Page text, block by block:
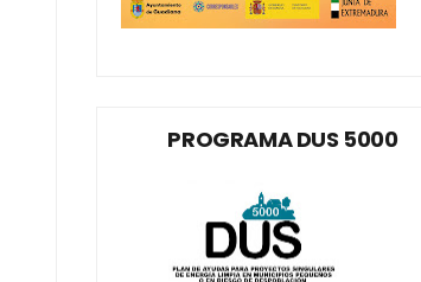
PROGRAMA DUS 5000